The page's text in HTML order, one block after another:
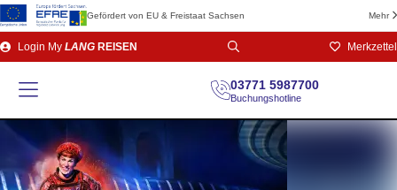
Gefördert von EU & Freistaat Sachsen Mehr
Direkt
zum
Login My LANG REISEN Merkzettel
03771 5987700
Buchungshotline